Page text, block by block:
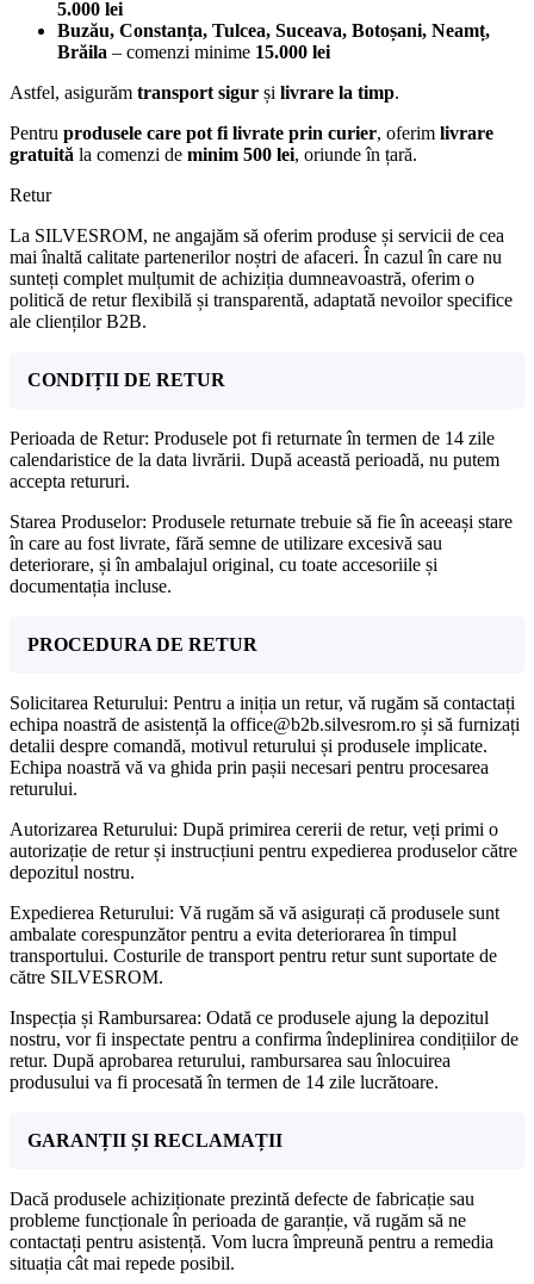
5.000 lei
Buzău, Constanța, Tulcea, Suceava, Botoșani, Neamț,
Brăila – comenzi minime 15.000 lei
Astfel, asigurăm transport sigur și livrare la timp.
Pentru produsele care pot fi livrate prin curier, oferim livrare
gratuită la comenzi de minim 500 lei, oriunde în țară.
Retur
La SILVESROM, ne angajăm să oferim produse și servicii de cea
mai înaltă calitate partenerilor noștri de afaceri. În cazul în care nu
sunteți complet mulțumit de achiziția dumneavoastră, oferim o
politică de retur flexibilă și transparentă, adaptată nevoilor specifice
ale clienților B2B.
CONDIȚII DE RETUR
Perioada de Retur: Produsele pot fi returnate în termen de 14 zile
calendaristice de la data livrării. După această perioadă, nu putem
accepta retururi.
Starea Produselor: Produsele returnate trebuie să fie în aceeași stare
în care au fost livrate, fără semne de utilizare excesivă sau
deteriorare, și în ambalajul original, cu toate accesoriile și
documentația incluse.
PROCEDURA DE RETUR
Solicitarea Returului: Pentru a iniția un retur, vă rugăm să contactați
echipa noastră de asistență la office@b2b.silvesrom.ro și să furnizați
detalii despre comandă, motivul returului și produsele implicate.
Echipa noastră vă va ghida prin pașii necesari pentru procesarea
returului.
Autorizarea Returului: După primirea cererii de retur, veți primi o
autorizație de retur și instrucțiuni pentru expedierea produselor către
depozitul nostru.
Expedierea Returului: Vă rugăm să vă asigurați că produsele sunt
ambalate corespunzător pentru a evita deteriorarea în timpul
transportului. Costurile de transport pentru retur sunt suportate de
către SILVESROM.
Inspecția și Rambursarea: Odată ce produsele ajung la depozitul
nostru, vor fi inspectate pentru a confirma îndeplinirea condițiilor de
retur. După aprobarea returului, rambursarea sau înlocuirea
produsului va fi procesată în termen de 14 zile lucrătoare.
GARANȚII ȘI RECLAMAȚII
Dacă produsele achiziționate prezintă defecte de fabricație sau
probleme funcționale în perioada de garanție, vă rugăm să ne
contactați pentru asistență. Vom lucra împreună pentru a remedia
situația cât mai repede posibil.